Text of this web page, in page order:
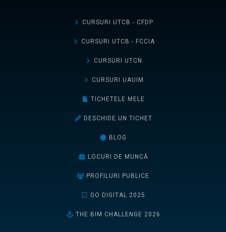
CURSURI UTCB - CFDP
CURSURI UTCB - FCCIA
CURSURI UTCN
CURSURI UAUIM
TICHETELE MELE
DESCHIDE UN TICHET
BLOG
LOCURI DE MUNCĂ
PROFILURI PUBLICE
GO DIGITAL 2025
THE BIM CHALLENGE 2026